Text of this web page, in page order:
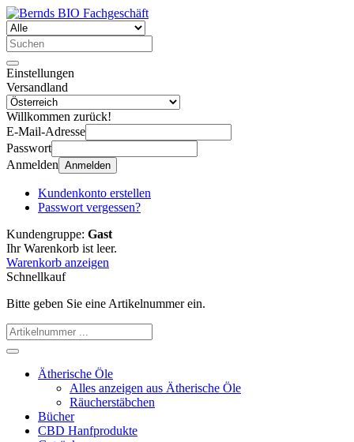
Einstellungen
Versandland
Willkommen zurück!
E-Mail-Adresse
Passwort
Anmelden Anmelden
Kundenkonto erstellen
Passwort vergessen?
Kundengruppe: Gast
Ihr Warenkorb ist leer.
Warenkorb anzeigen
Schnellkauf
Bitte geben Sie eine Artikelnummer ein.
Ätherische Öle
Alles anzeigen aus Ätherische Öle
Räucherstäbchen
Bücher
CBD Hanfprodukte